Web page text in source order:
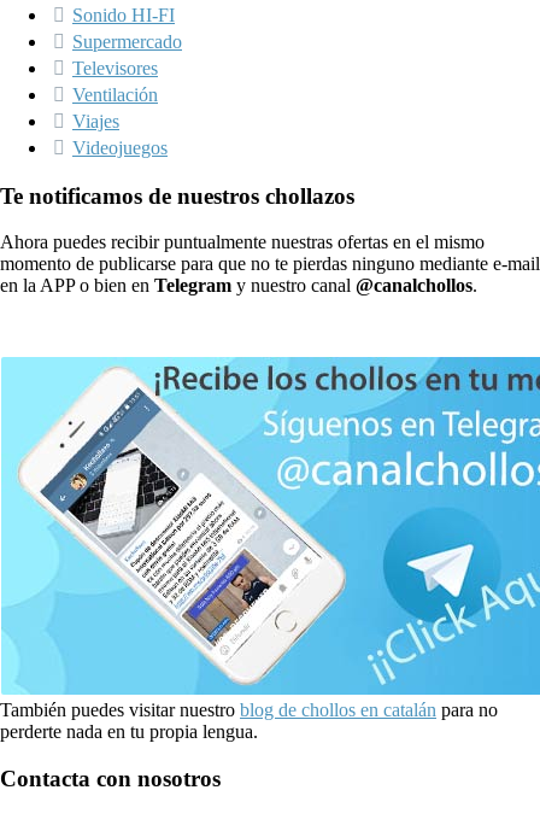
Sonido HI-FI
Supermercado
Televisores
Ventilación
Viajes
Videojuegos
Te notificamos de nuestros chollazos
Ahora puedes recibir puntualmente nuestras ofertas en el mismo
momento de publicarse para que no te pierdas ninguno mediante e-mail
en la APP o bien en Telegram y nuestro canal @canalchollos.
También puedes visitar nuestro blog de chollos en catalán para no
perderte nada en tu propia lengua.
Contacta con nosotros